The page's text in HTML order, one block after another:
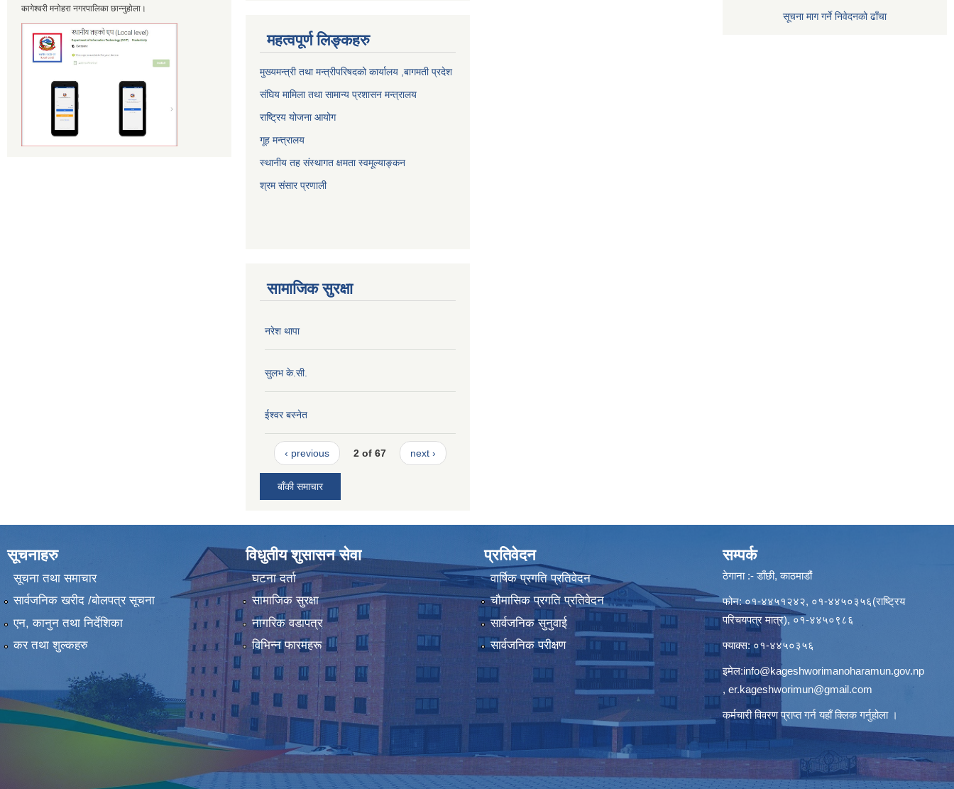
कागेश्वरी मनोहरा नगरपालिका छान्नुहोला।
महत्वपूर्ण लिङ्कहरु
मुख्यमन्त्री तथा मन्त्रीपरिषदको कार्यालय ,बागमती प्रदेश
संघिय मामिला तथा सामान्य प्रशासन मन्त्रालय
राष्ट्रिय योजना आयोग
गूह मन्त्रालय
स्थानीय तह संस्थागत क्षमता स्वमूल्याङ्कन
श्रम संसार प्रणाली
सामाजिक सुरक्षा
नरेश थापा
सुलभ के.सी.
ईश्वर बस्नेत
‹ previous 2 of 67 next ›
बाँकी समाचार
सूचना माग गर्ने निवेदनको ढाँचा
सूचनाहरु
सूचना तथा समाचार
सार्वजनिक खरीद /बोलपत्र सूचना
एन, कानुन तथा निर्देशिका
कर तथा शुल्कहरु
विधुतीय शुसासन सेवा
घटना दर्ता
सामाजिक सुरक्षा
नागरिक वडापत्र
विभिन्न फारमहरू
प्रतिवेदन
वार्षिक प्रगति प्रतिवेदन
चौमासिक प्रगति प्रतिवेदन
सार्वजनिक सुनुवाई
सार्वजनिक परीक्षण
सम्पर्क
ठेगाना :- डाँछी, काठमाडौं
फोन: ०१-४४५१२४२, ०१-४४५०३५६(राष्ट्रिय
परिचयपत्र मात्र), ०१-४४५०९८६
फ्याक्स: ०१-४४५०३५६
इमेल:info@kageshworimanoharamun.gov.np
, er.kageshworimun@gmail.com
कर्मचारी विवरण प्राप्त गर्नयहाँ क्लिकगर्नुहोला ।